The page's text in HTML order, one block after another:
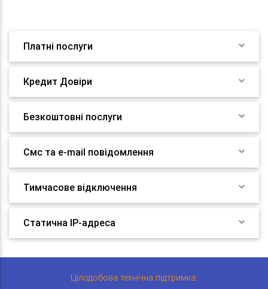
Платні послуги
Кредит Довіри
Безкоштовні послуги
Смс та e-mail повідомлення
Тимчасове відключення
Статична IP-адреса
Цілодобова технічна підтримка: